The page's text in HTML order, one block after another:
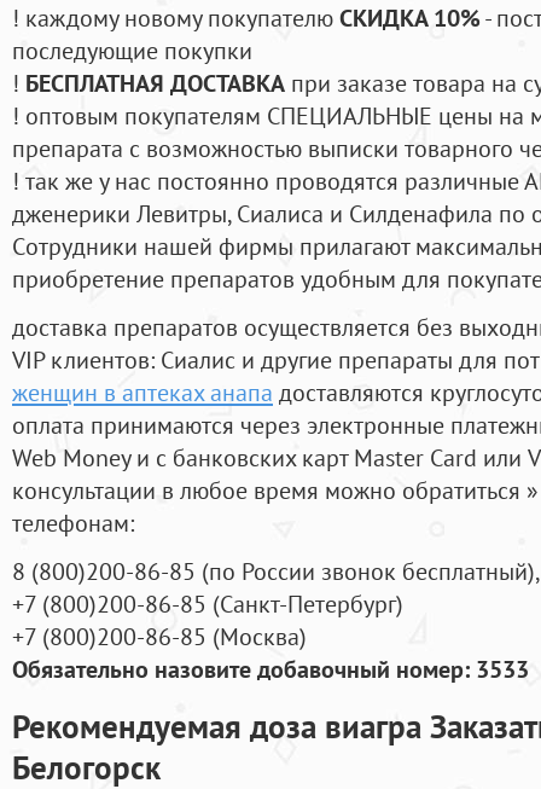
! каждому новому покупателюСКИДКА 10%-
последующие покупки
! БЕСПЛАТНАЯ ДОСТАВКА при заказе товара на
! оптовым покупателям СПЕЦИАЛЬНЫЕ цены на
препарата с возможностью выписки товарного
! так же у нас постоянно проводятся
дженерики Левитры, Сиалиса и Силденафила по
Cотрудники нашей фирмы прилагают
приобретение препаратов удобным для
доставка препаратов осуществляется без
VIP клиентов: Сиалис и другие препараты для
женщин в аптеках анапа доставляются
оплата принимаются через электронные
Web Money и с банковских карт Master Card или
консультации в любое время можно обратиться
телефонам:
8 (800)200-86-85 (по России звонок бесплатный),
+7 (800)200-86-85 (Санкт-Петербург)
+7 (800)200-86-85 (Москва)
Обязательно назовите добавочный номер: 3533
Рекомендуемая доза виагра
Белогорск